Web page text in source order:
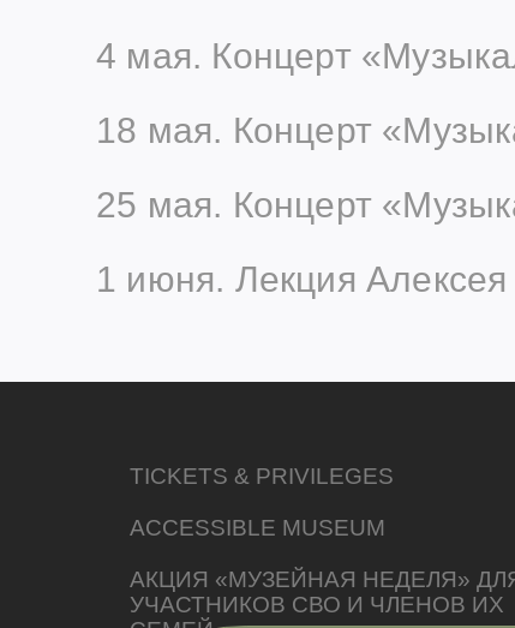
4 мая. Концерт
18 мая. Концерт
25 мая. Концерт
1 июня. Лекция
TICKETS & PRIVILEGES
ACCESSIBLE MUSEUM
АКЦИЯ «МУЗЕЙНАЯ НЕДЕЛЯ»
УЧАСТНИКОВ СВО И ЧЛЕНОВ ИХ